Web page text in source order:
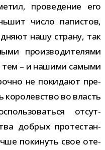
про­ве­де­ние его
число папи­стов,
нашу страну, так
про­из­во­ди­те­лями
тем – и нашими самыми
не поки­дают пре­
во власть
отсут­
доб­рых про­те­стан­
поки­нуть свое оте­